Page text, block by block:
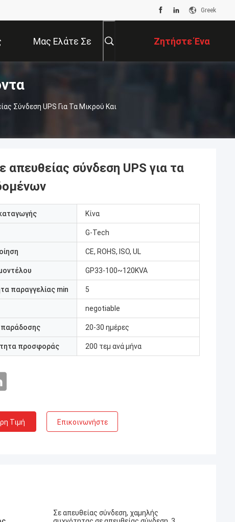
Greek
Μας Ελάτε Σε Ζητήστε Ένα
Απόσπασμα
Σύνδεση UPS Για Τα Μικρού Και
σύνδεση UPS για τα
Κίνα
G-Tech
CE, ROHS, ISO, UL
GP33-100~120KVA
παραγγελίας min 5
negotiable
20-30 ημέρες
προσφοράς 200 τεμ ανά μήνα
Τιμή Επικοινωνήστε
Σε απευθείας σύνδεση, χαμηλής